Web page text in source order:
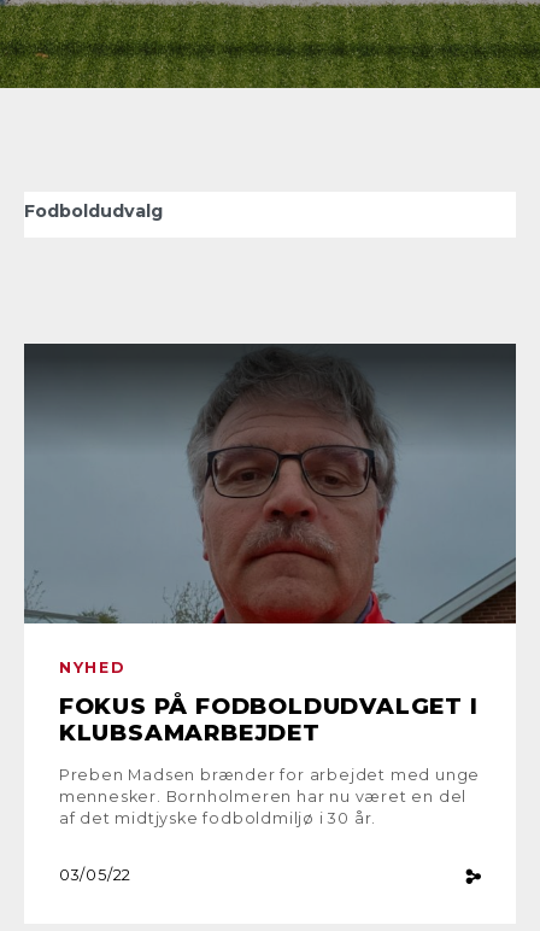
NYHED
FOKUS PÅ FODBOLDUDVALGET I
KLUBSAMARBEJDET
Preben Madsen brænder for arbejdet med unge
mennesker. Bornholmeren har nu været en del
af det midtjyske fodboldmiljø i 30 år.
03/05/22